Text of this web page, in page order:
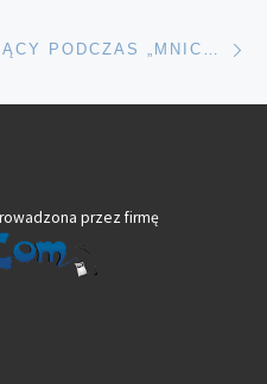
SPONSORZY WSPOMAGAJĄCY PODCZAS „MNICHA”
przez firmę